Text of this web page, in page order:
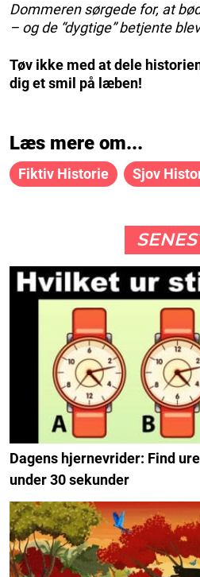
Dommeren sørgede for, at
– og de “dygtige” betjente
Tøv ikke med at dele
dig et smil på læben!
Læs mere om...
Fiktiv Historie Sjov
Dagens hjernevrider: Find
under 30 sekunder